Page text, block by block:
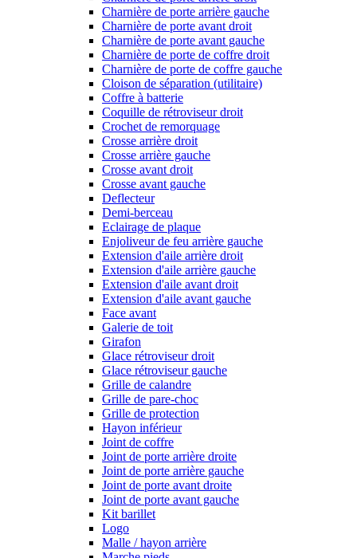
Charnière de porte arrière gauche
Charnière de porte avant droit
Charnière de porte avant gauche
Charnière de porte de coffre droit
Charnière de porte de coffre gauche
Cloison de séparation (utilitaire)
Coffre à batterie
Coquille de rétroviseur droit
Crochet de remorquage
Crosse arrière droit
Crosse arrière gauche
Crosse avant droit
Crosse avant gauche
Deflecteur
Demi-berceau
Eclairage de plaque
Enjoliveur de feu arrière gauche
Extension d'aile arrière droit
Extension d'aile arrière gauche
Extension d'aile avant droit
Extension d'aile avant gauche
Face avant
Galerie de toit
Girafon
Glace rétroviseur droit
Glace rétroviseur gauche
Grille de calandre
Grille de pare-choc
Grille de protection
Hayon inférieur
Joint de coffre
Joint de porte arrière droite
Joint de porte arrière gauche
Joint de porte avant droite
Joint de porte avant gauche
Kit barillet
Logo
Malle / hayon arrière